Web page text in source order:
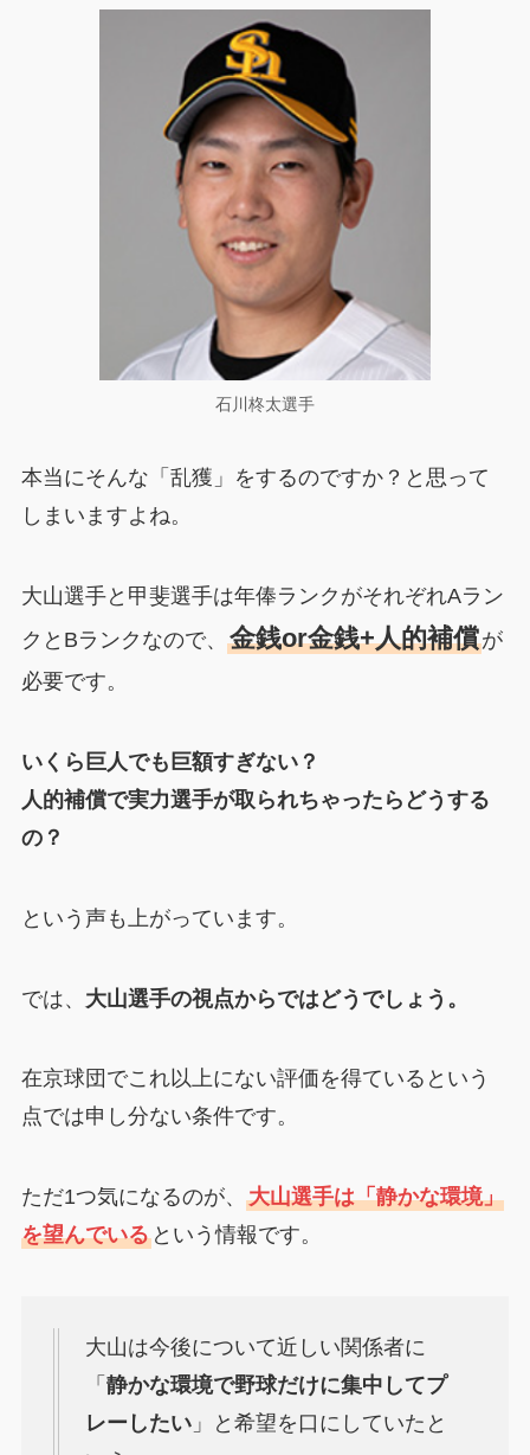
石川柊太選手
本当にそんな「乱獲」をするのですか？と思って
しまいますよね。
大山選手と甲斐選手は年俸ランクがそれぞれAラン
クとBランクなので、 金銭or金銭+人的補償が
必要です。
いくら巨人でも巨額すぎない？
人的補償で実力選手が取られちゃったらどうする
の？
という声も上がっています。
では、 大山選手の視点からではどうでしょう。
在京球団でこれ以上にない評価を得ているという
点では申し分ない条件です。
ただ1つ気になるのが、 大山選手は「静かな環境」
を望んでいるという情報です。
大山は今後について近しい関係者に
「 静かな環境で野球だけに集中してプ
レーしたい」と希望を口にしていたと